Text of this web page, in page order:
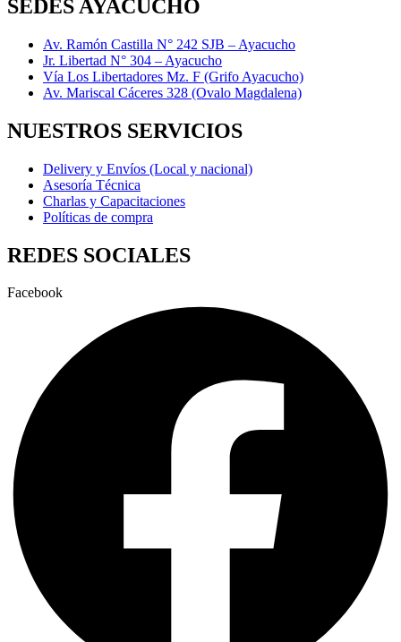
SEDES AYACUCHO
Av. Ramón Castilla N° 242 SJB – Ayacucho
Jr. Libertad N° 304 – Ayacucho
Vía Los Libertadores Mz. F (Grifo Ayacucho)
Av. Mariscal Cáceres 328 (Ovalo Magdalena)
NUESTROS SERVICIOS
Delivery y Envíos (Local y nacional)
Asesoría Técnica
Charlas y Capacitaciones
Políticas de compra
REDES SOCIALES
Facebook